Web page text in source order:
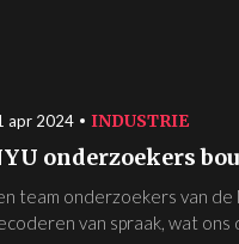
apr 2024 INDUSTRIE
onderzoekers
team onderzoekers van
van spraak, wat ons